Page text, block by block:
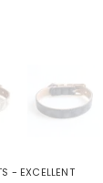
- EXCELLENT